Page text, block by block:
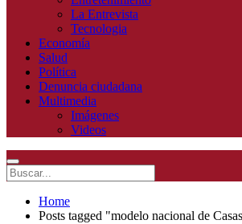
La Entrevista
Tecnologia
Economía
Salud
Política
Denuncia ciudadana
Multimedia
Imágenes
Videos
Home
Posts tagged "modelo nacional de